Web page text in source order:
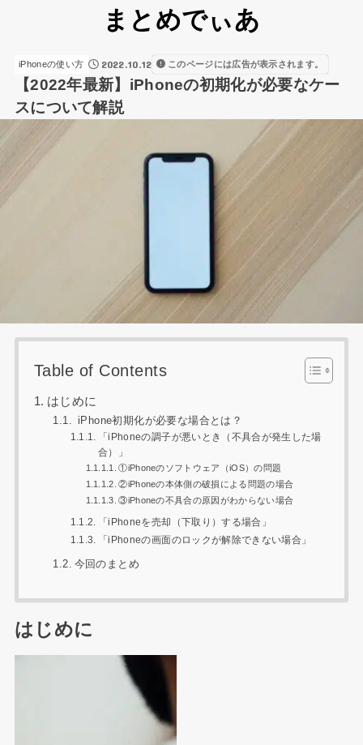
まとめでぃあ
iPhoneの使い方 2022.10.12 このページには広告が表示されます。
【2022年最新】iPhoneの初期化が必要なケー
スについて解説
Table of Contents
はじめに
iPhone初期化が必要な場合とは？
「iPhoneの調子が悪いとき（不具合が発生した場
合）」
①iPhoneのソフトウェア（iOS）の問題
②iPhoneの本体側の破損による問題の場合
③iPhoneの不具合の原因がわからない場合
「iPhoneを売却（下取り）する場合」
「iPhoneの画面のロックが解除できない場合」
今回のまとめ
はじめに